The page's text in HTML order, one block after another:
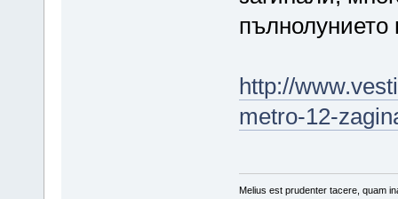
пълнолунието
http://
metro-12-
Melius est prudenter tacere, quam